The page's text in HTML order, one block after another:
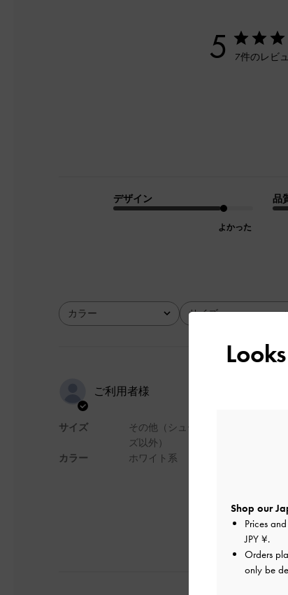
5 7件のレビ
デザイン
よかった
品
カラー
全て サイズ
ご利用者様
サイズ
カラー
その他（シュー
ズ以外）
ホワイト系
Shop our
Prices
JPY ¥.
Orders
only be